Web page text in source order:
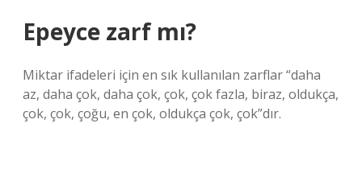
Epeyce zarf mı?
Miktar ifadeleri için en sık kullanılan zarflar “daha ​​
az, daha çok, daha çok, çok, çok fazla, biraz, oldukça,
çok, çok, çoğu, en çok, oldukça çok, çok”dır.